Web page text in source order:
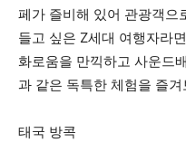
페가 즐비해 있어 관광객으
들고 싶은 Z세대 여행자라
화로움을 만끽하고 사운드
과 같은 독특한 체험을 즐겨
태국 방콕